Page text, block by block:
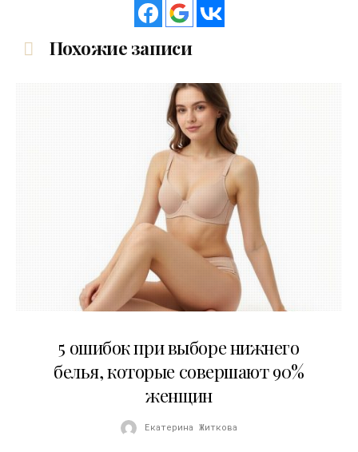
Похожие записи
5 ошибок при выборе нижнего
белья, которые совершают 90%
женщин
Екатерина Житкова